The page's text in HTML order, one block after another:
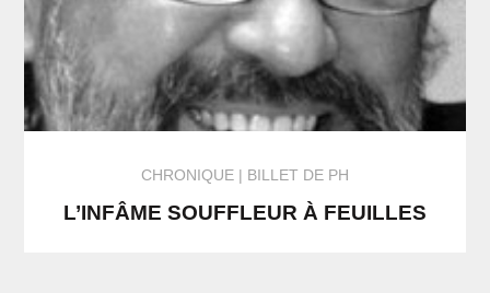
CHRONIQUE BILLET DE PH
L’INFÂME SOUFFLEUR À FEUILLES